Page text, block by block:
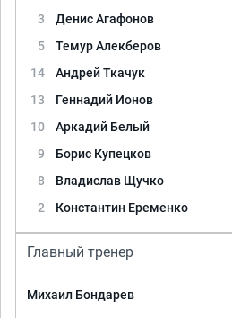
3
Денис Агафонов
5
Темур Алекберов
14
Андрей Ткачук
13
Геннадий Ионов
10
Аркадий Белый
9
Борис Купецков
8
Владислав Щучко
2
Константин Еременко
Главный тренер
Михаил Бондарев